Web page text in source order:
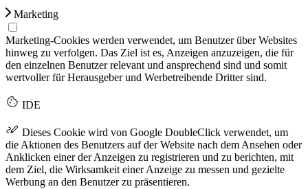
Marketing
Marketing-Cookies werden verwendet, um Benutzer über Websites
hinweg zu verfolgen. Das Ziel ist es, Anzeigen anzuzeigen, die für
den einzelnen Benutzer relevant und ansprechend sind und somit
wertvoller für Herausgeber und Werbetreibende Dritter sind.
IDE
Dieses Cookie wird von Google DoubleClick verwendet, um
die Aktionen des Benutzers auf der Website nach dem Ansehen oder
Anklicken einer der Anzeigen zu registrieren und zu berichten, mit
dem Ziel, die Wirksamkeit einer Anzeige zu messen und gezielte
Werbung an den Benutzer zu präsentieren.